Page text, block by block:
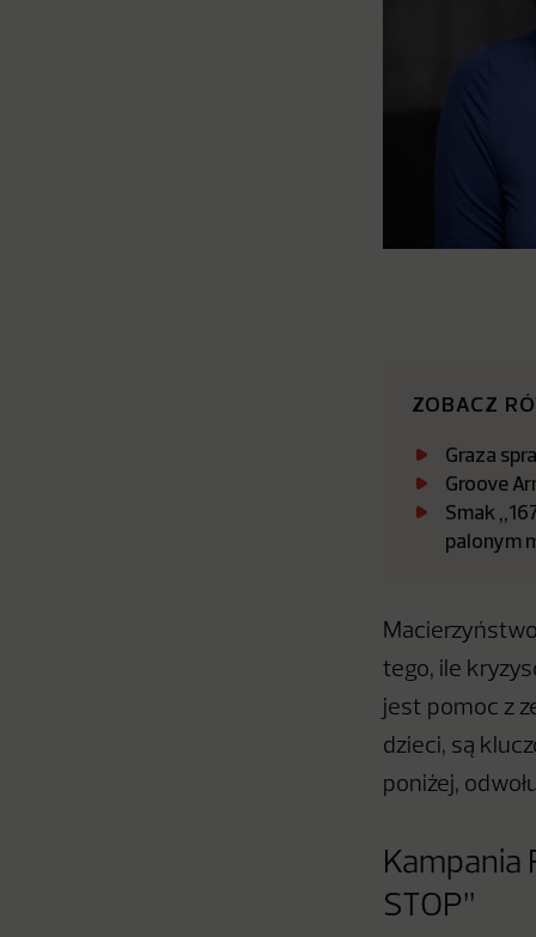
ZOBACZ
Graza
Groove
Smak
palonym
tego, ile
jest pomoc z
dzieci, są
poniżej,
Kampania
STOP”